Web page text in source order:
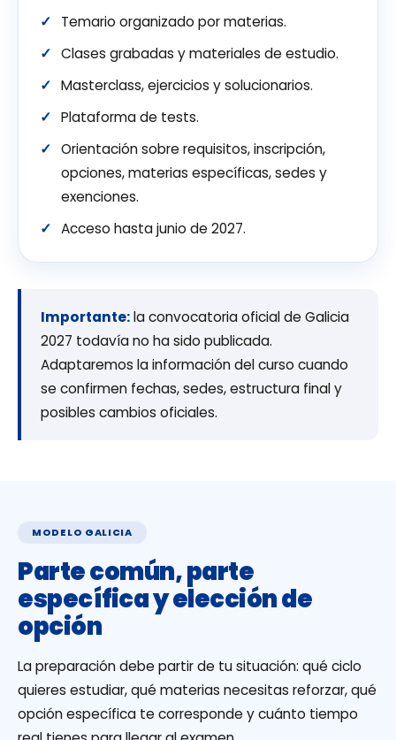
Temario organizado por materias.
Clases grabadas y materiales de estudio.
Masterclass, ejercicios y solucionarios.
Plataforma de tests.
Orientación sobre requisitos, inscripción,
opciones, materias específicas, sedes y
exenciones.
Acceso hasta junio de 2027.
Importante:la convocatoria oficial de Galicia
2027 todavía no ha sido publicada.
Adaptaremos la información del curso cuando
se confirmen fechas, sedes, estructura final y
posibles cambios oficiales.
MODELO GALICIA
Parte común, parte
específica y elección de
opción
La preparación debe partir de tu situación: qué ciclo
quieres estudiar, qué materias necesitas reforzar, qué
opción específica te corresponde y cuánto tiempo